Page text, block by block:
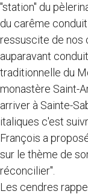
"station" du
du carême
ressuscite de nos
auparavant
traditionnelle du
monastère Saint-
arriver à Sainte-
italiques c'est
François a
sur le thème de
réconcilier".
Les cendres